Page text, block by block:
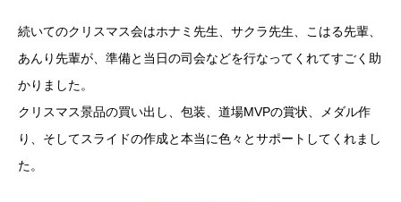
続いてのクリスマス会はホナミ先生、サクラ先生、こはる先輩、
あんり先輩が、準備と当日の司会などを行なってくれてすごく助
かりました。
クリスマス景品の買い出し、包装、道場MVPの賞状、メダル作
り、そしてスライドの作成と本当に色々とサポートしてくれまし
た。